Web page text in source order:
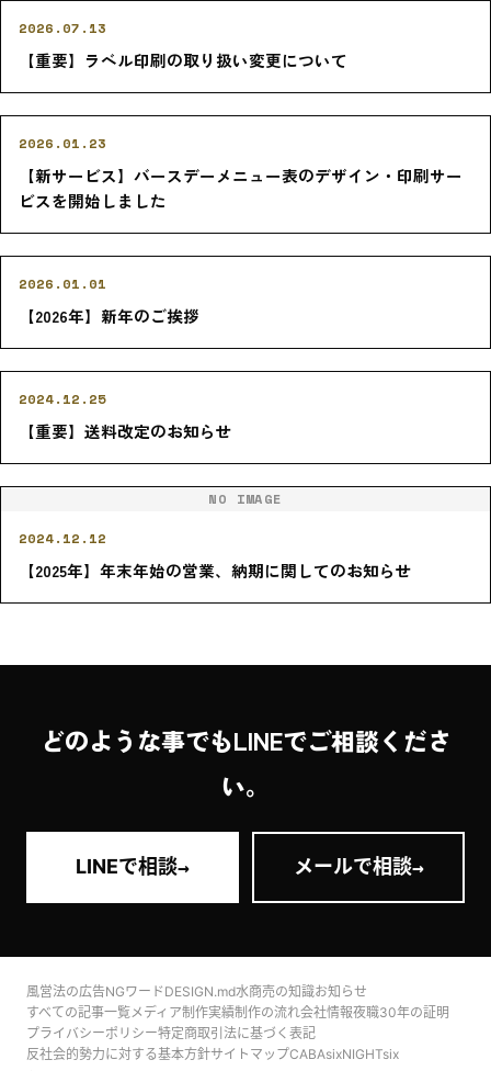
2026.07.13
【重要】ラベル印刷の取り扱い変更について
2026.01.23
【新サービス】バースデーメニュー表のデザイン・印刷サー
ビスを開始しました
2026.01.01
【2026年】新年のご挨拶
2024.12.25
【重要】送料改定のお知らせ
NO IMAGE
2024.12.12
【2025年】年末年始の営業、納期に関してのお知らせ
どのような事でもLINEでご相談くださ
い。
LINEで相談→ メールで相談→
風営法の広告NGワード DESIGN.md水商売の知識お知らせ
すべての記事一覧メディア制作実績制作の流れ会社情報夜職30年の証明
プライバシーポリシー特定商取引法に基づく表記
反社会的勢力に対する基本方針サイトマップCABAsixNIGHTsix